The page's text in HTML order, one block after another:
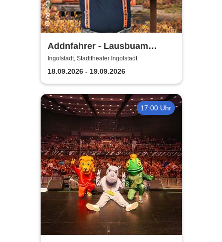
Addnfahrer - Lausbuam
Gschicht'n
Ingolstadt, Stadttheater Ingolstadt
18.09.2026 - 19.09.2026
17:00 Uhr